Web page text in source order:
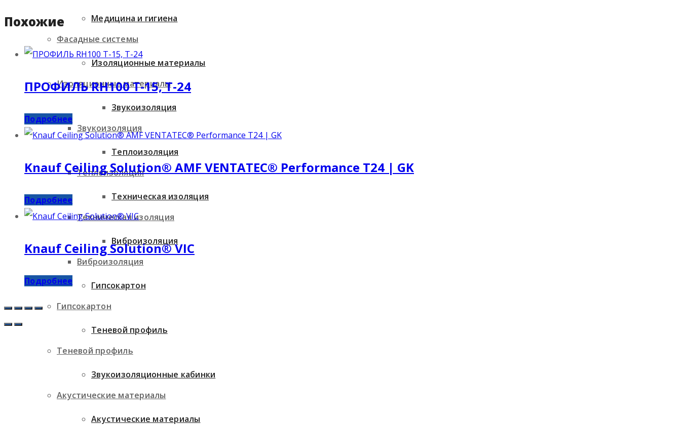
Фасадные системы
Изоляционные материалы
Звукоизоляция
Теплоизоляция
Техническая изоляция
Виброизоляция
Гипсокартон
Теневой профиль
Акустические материалы
Медицина и гигиена
Изоляционные материалы
Звукоизоляция
Теплоизоляция
Техническая изоляция
Виброизоляция
Гипсокартон
Теневой профиль
Звукоизоляционные кабинки
Акустические материалы
Похожие
ПРОФИЛЬ RH100 T-15, T-24
Подробнее
Knauf Ceiling Solution® AMF VENTATEC® Performance T24 | GK
Подробнее
Knauf Ceiling Solution® VIC
Подробнее